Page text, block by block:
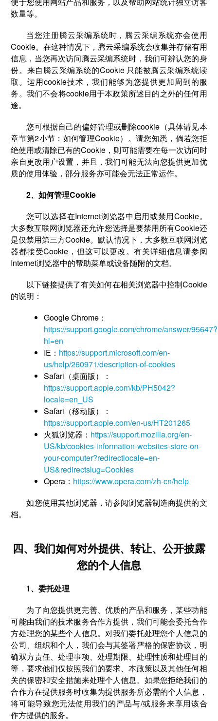
数量等。
当您注册腾云采编系统时，腾云采编系统亦会使用
Cookie。在这种情况下，腾云采编系统会收集并存储有用
信息，当您再次访问腾云采编系统时，我们可辨认您的身
份。来自腾云采编系统的Cookie 只能被腾云采编系统读
取。运用cookie技术，我们能够为您提供更加周到的服
务。我们不会将cookie用于本政策所述目的之外的任何用
途。
您可根据自己的偏好管理或删除cookie（具体请见本
章节第2小节：如何管理Cookie）。请您知悉，倘若您拒
绝使用或清除已有的Cookie，则可能需要在每一次访问时
亲自更改用户设置，并且，我们可能无法向您提供更加优
质的使用体验，部分服务亦可能会无法正常运作。
2、如何管理Cookie
您可以选择在Internet浏览器中启用或禁用Cookie。
大多数互联网浏览器还允许您选择是要禁用所有Cookie还
是仅禁用第三方Cookie。默认情况下，大多数互联网浏览
器都接受Cookie，但这可以更改。有关详细信息请参阅
Internet浏览器中的帮助菜单或设备随附的文档。
以下链接提供了有关如何在相关浏览器中控制Cookie
的说明：
Google Chrome：
https://support.google.com/chrome/answer/95647?
hl=en
IE： https://support.microsoft.com/en-
us/help/260971/description-of-cookies
Safari（桌面版）：
https://support.apple.com/kb/PH5042?
locale=en_US
Safari（移动版）：
https://support.apple.com/en-us/HT201265
火狐浏览器： https://support.mozilla.org/en-
US/kb/cookies-information-websites-store-on-
your-computer?redirectlocale=en-
US&redirectslug=Cookies
Opera： https://www.opera.com/zh-cn/help
如您使用其他浏览器，请参阅浏览器制造商提供的文
档。
四、我们如何对外提供、转让、公开披露
您的个人信息
1、委托处理
为了向您提供更完善、优质的产品和服务，某些功能
可能由我们的技术服务合作方提供，我们可能会委托合作
方处理您的某些个人信息。对我们委托处理您个人信息的
公司、组织和个人，我们会与其签署严格的保密协议，明
确双方责任、处理事项、处理期限、处理性质和处理目的
等，要求他们仅按照我们的要求、本政策以及其他任何相
关的保密和安全措施来处理个人信息。如果您拒绝我们的
合作方在提供服务时收集为提供服务所必需的个人信息，
将可能导致您无法使用我们的产品与/或服务来享用该合
作方提供的服务。